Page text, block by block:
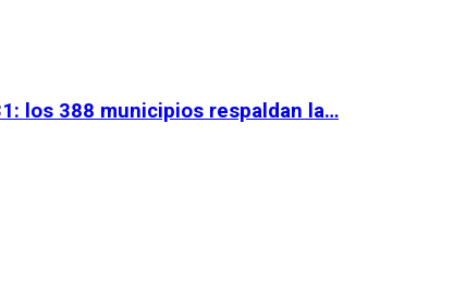
los 388 municipios respaldan la…